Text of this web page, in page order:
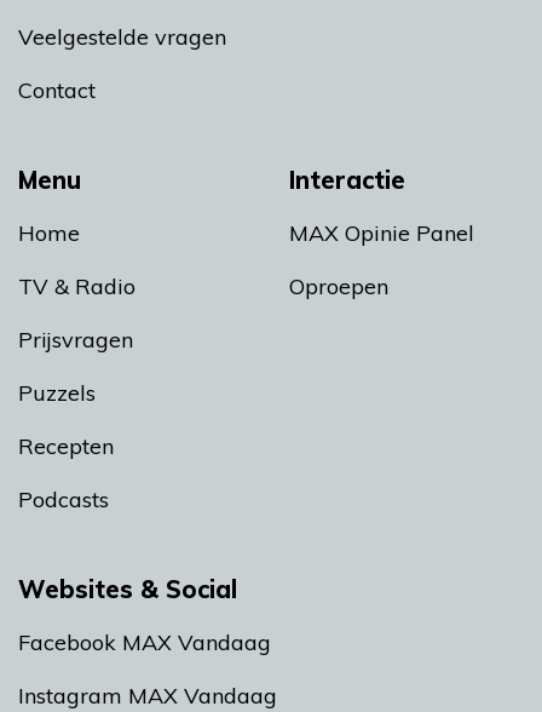
Menu
Home
TV & Radio
Prijsvragen
Puzzels
Recepten
Podcasts
Interactie
MAX Opinie Panel
Oproepen
Veelgestelde vragen
Contact
Websites & Social
Facebook MAX Vandaag
Instagram MAX Vandaag